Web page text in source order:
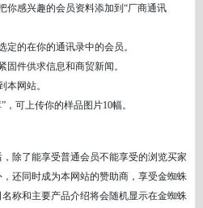
你感兴趣的会员资料添加到“厂商通讯
的在你的通讯录中的会员。
件供求信息和商贸新闻。
本网站。
，可上传你的样品图片10幅。
除了能享受普通会员不能享受的浏览买家
还同时成为本网站的赞助商，享受金蜘蛛
称和主要产品介绍将会随机显示在金蜘蛛